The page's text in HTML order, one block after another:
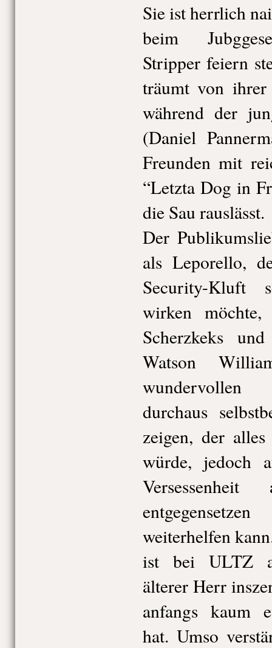
Sie ist herrlich
beim
Stripper feiern
träumt von ihrer
während der
(Daniel
Freunden mit
“Letzta Dog in
die Sau rauslässt.
Der
als Leporello,
Security-Kluft
wirken
Scherzkeks
Watson
wundervollen
durchaus
zeigen, der
würde, jedoch
weiterhelfen
ist bei ULTZ
älterer Herr
anfangs kaum
hat. Umso